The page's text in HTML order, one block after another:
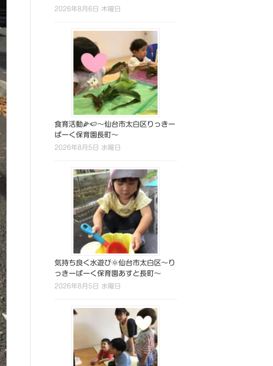
2026年8月6日 木曜日
食育活動🌽🍉～仙台市太白区りっきー
ぱーく保育園長町～
2026年8月5日 水曜日
気持ち良く水遊び🌞仙台市太白区～り
っきーぱーく保育園あすと長町～
2026年8月5日 水曜日